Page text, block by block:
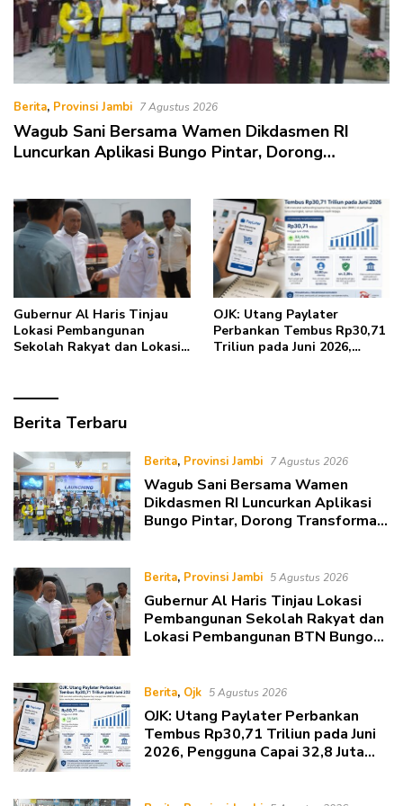
Berita, Provinsi Jambi 7 Agustus 2026
Wagub Sani Bersama Wamen Dikdasmen RI
Luncurkan Aplikasi Bungo Pintar, Dorong
Gubernur Al Haris Tinjau
Lokasi Pembangunan
Sekolah Rakyat dan Lokasi
OJK: Utang Paylater
Perbankan Tembus Rp30,71
Triliun pada Juni 2026,
D
Berita Terbaru
Berita, Provinsi Jambi 7 Agustus 2026
Wagub Sani Bersama Wamen
Dikdasmen RI Luncurkan Aplikasi
Bungo Pintar, Dorong Transformasi
Berita, Provinsi Jambi 5 Agustus 2026
Gubernur Al Haris Tinjau Lokasi
Pembangunan Sekolah Rakyat dan
Lokasi Pembangunan BTN Bungo
Berita, Ojk 5 Agustus 2026
OJK: Utang Paylater Perbankan
Tembus Rp30,71 Triliun pada Juni
2026, Pengguna Capai 32,8 Juta